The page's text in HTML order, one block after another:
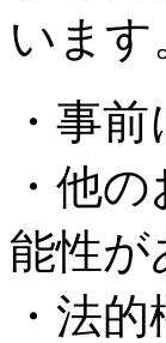
います
・事
・他
能性が
・法